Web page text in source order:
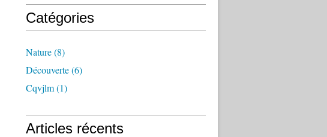
Catégories
Nature(8)
Découverte(6)
Cqvjlm(1)
Articles récents